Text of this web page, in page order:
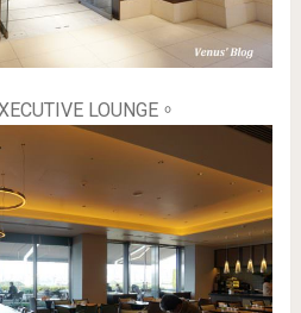
LOUNGE。